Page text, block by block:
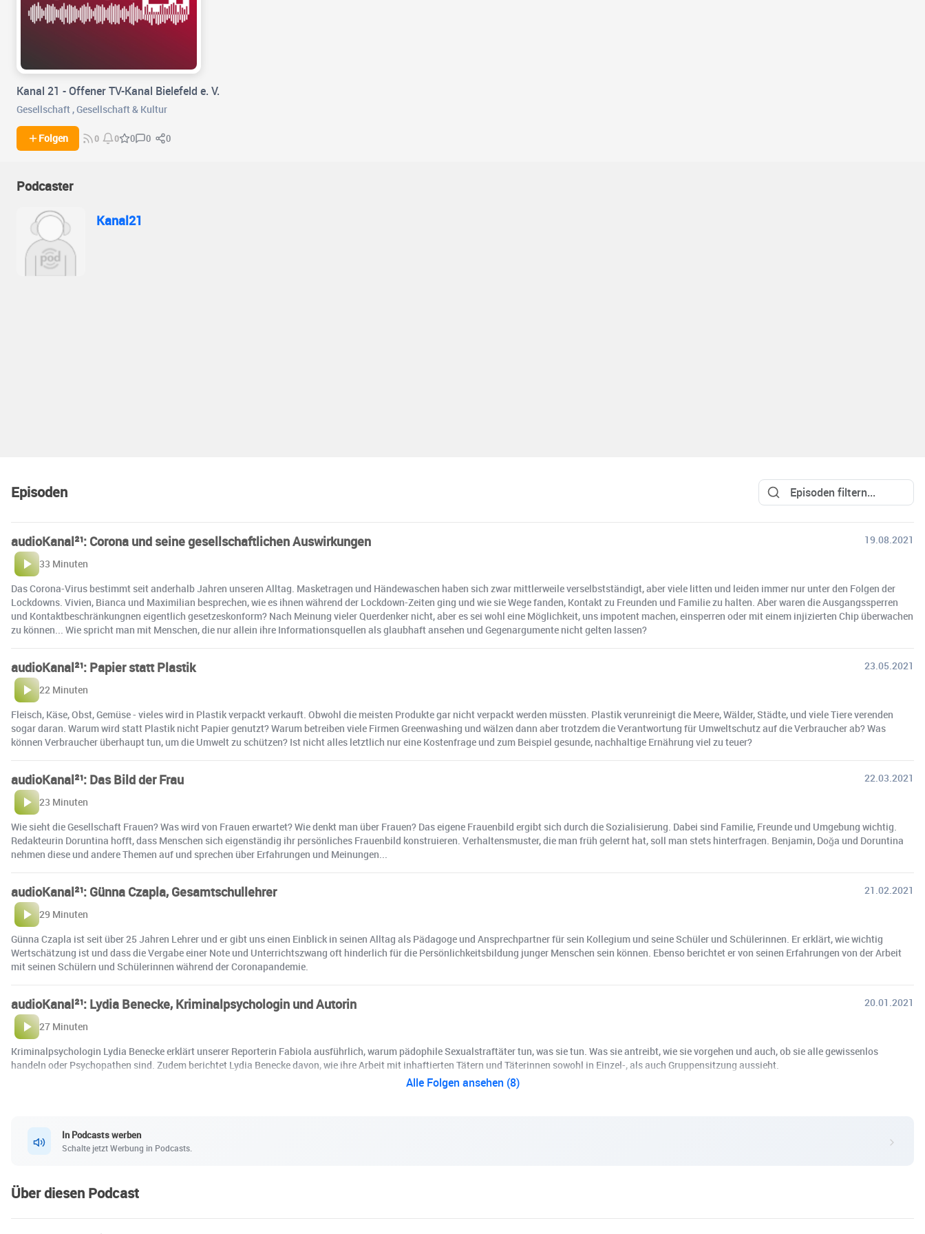
Kanal 21 - Offener TV-Kanal Bielefeld e. V.
Gesellschaft ,Gesellschaft & Kultur
Folgen 0 0 0 0 0
Podcaster
Kanal21
Episoden
audioKanal²¹: Corona und seine gesellschaftlichen Auswirkungen
19.08.2021
33 Minuten
Das Corona-Virus bestimmt seit anderhalb Jahren unseren Alltag. Masketragen und Händewaschen haben sich zwar mittlerweile verselbstständigt, aber viele litten und leiden immer nur unter den Folgen der
Lockdowns. Vivien, Bianca und Maximilian besprechen, wie es ihnen während der Lockdown-Zeiten ging und wie sie Wege fanden, Kontakt zu Freunden und Familie zu halten. Aber waren die Ausgangssperren
und Kontaktbeschränkungnen eigentlich gesetzeskonform? Nach Meinung vieler Querdenker nicht, aber es sei wohl eine Möglichkeit, uns impotent machen, einsperren oder mit einem injizierten Chip überwachen
zu können... Wie spricht man mit Menschen, die nur allein ihre Informationsquellen als glaubhaft ansehen und Gegenargumente nicht gelten lassen?
audioKanal²¹: Papier statt Plastik
23.05.2021
22 Minuten
Fleisch, Käse, Obst, Gemüse - vieles wird in Plastik verpackt verkauft. Obwohl die meisten Produkte gar nicht verpackt werden müssten. Plastik verunreinigt die Meere, Wälder, Städte, und viele Tiere verenden
sogar daran. Warum wird statt Plastik nicht Papier genutzt? Warum betreiben viele Firmen Greenwashing und wälzen dann aber trotzdem die Verantwortung für Umweltschutz auf die Verbraucher ab? Was
können Verbraucher überhaupt tun, um die Umwelt zu schützen? Ist nicht alles letztlich nur eine Kostenfrage und zum Beispiel gesunde, nachhaltige Ernährung viel zu teuer?
audioKanal²¹: Das Bild der Frau
22.03.2021
23 Minuten
Wie sieht die Gesellschaft Frauen? Was wird von Frauen erwartet? Wie denkt man über Frauen? Das eigene Frauenbild ergibt sich durch die Sozialisierung. Dabei sind Familie, Freunde und Umgebung wichtig.
Redakteurin Doruntina hofft, dass Menschen sich eigenständig ihr persönliches Frauenbild konstruieren. Verhaltensmuster, die man früh gelernt hat, soll man stets hinterfragen. Benjamin, Doğa und Doruntina
nehmen diese und andere Themen auf und sprechen über Erfahrungen und Meinungen...
audioKanal²¹: Günna Czapla, Gesamtschullehrer
21.02.2021
29 Minuten
Günna Czapla ist seit über 25 Jahren Lehrer und er gibt uns einen Einblick in seinen Alltag als Pädagoge und Ansprechpartner für sein Kollegium und seine Schüler und Schülerinnen. Er erklärt, wie wichtig
Wertschätzung ist und dass die Vergabe einer Note und Unterrichtszwang oft hinderlich für die Persönlichkeitsbildung junger Menschen sein können. Ebenso berichtet er von seinen Erfahrungen von der Arbeit
mit seinen Schülern und Schülerinnen während der Coronapandemie.
audioKanal²¹: Lydia Benecke, Kriminalpsychologin und Autorin
20.01.2021
27 Minuten
Kriminalpsychologin Lydia Benecke erklärt unserer Reporterin Fabiola ausführlich, warum pädophile Sexualstraftäter tun, was sie tun. Was sie antreibt, wie sie vorgehen und auch, ob sie alle gewissenlos
handeln oder Psychopathen sind. Zudem berichtet Lydia Benecke davon, wie ihre Arbeit mit inhaftierten Tätern und Täterinnen sowohl in Einzel-, als auch Gruppensitzung aussieht.
Alle Folgen ansehen (8)
In Podcasts werben
Schalte jetzt Werbung in Podcasts.
Über diesen Podcast